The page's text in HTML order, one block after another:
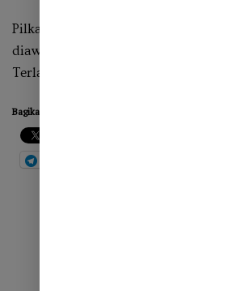
Pilkada belum dibuka, pertarungan
diawali tidak tertib. Ciri ciri pemimpin
Terlalu narsis dan naif, seakan sudah
Bagikan ini: